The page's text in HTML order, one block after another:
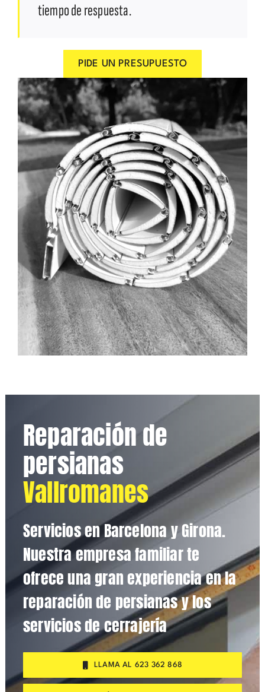
tiempo de respuesta.
PIDE UN PRESUPUESTO
Reparación de
persianas
Vallromanes
Servicios en Barcelona y Girona.
Nuestra empresa familiar te
ofrece una gran experiencia en la
reparación de persianas y los
servicios de cerrajería
LLAMA AL 623 362 868